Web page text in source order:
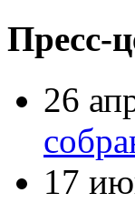
Пресс-
26
17